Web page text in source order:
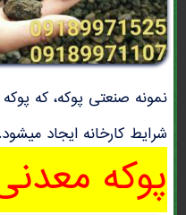
نمونه صنعتی پوکه، که
شرایط کارخانه ایجاد میشود.
پوکه